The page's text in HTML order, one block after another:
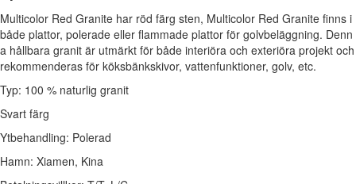
Multicolor Red Granite har röd färg sten, Multicolor Red Granite finns i
både plattor, polerade eller flammade plattor för golvbeläggning. Denn
a hållbara granit är utmärkt för både interiöra och exteriöra projekt och
rekommenderas för köksbänkskivor, vattenfunktioner, golv, etc.
Typ: 100 % naturlig granit
Svart färg
Ytbehandling: Polerad
Hamn: Xiamen, Kina